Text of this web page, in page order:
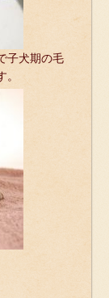
子犬期の毛